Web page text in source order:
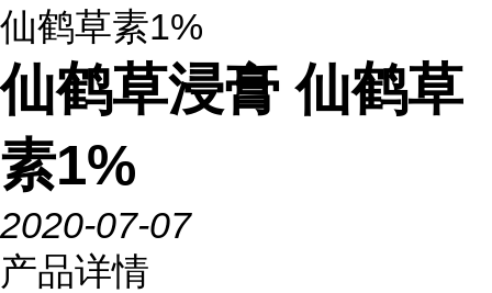
仙鹤草素1%
仙鹤草浸膏 仙鹤草
素1%
2020-07-07
产品详情